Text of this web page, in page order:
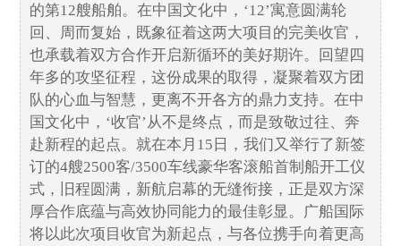
的第12艘船舶。在中国文化中，‘12’寓意圆满轮
回、周而复始，既象征着这两大项目的完美收官，
也承载着双方合作开启新循环的美好期许。回望四
年多的攻坚征程，这份成果的取得，凝聚着双方团
队的心血与智慧，更离不开各方的鼎力支持。在中
国文化中，‘收官’从不是终点，而是致敬过往、奔
赴新程的起点。就在本月15日，我们又举行了新签
订的4艘2500客/3500车线豪华客滚船首制船开工仪
式，旧程圆满，新航启幕的无缝衔接，正是双方深
厚合作底蕴与高效协同能力的最佳彰显。广船国际
将以此次项目收官为新起点，与各位携手向着更高